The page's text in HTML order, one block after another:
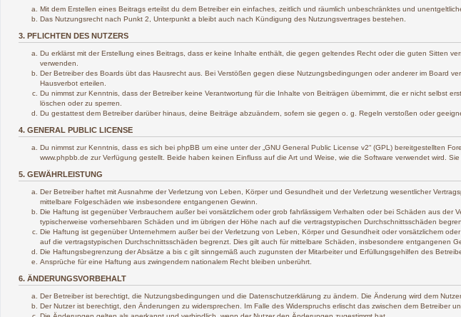
Mit dem Erstellen eines Beitrags erteilst du dem Betreiber ein einfaches, zeitlich und räumlich unbeschränktes und
Das Nutzungsrecht nach Punkt 2, Unterpunkt a bleibt auch nach Kündigung des Nutzungsvertrages bestehen.
3. PFLICHTEN DES NUTZERS
Du erklärst mit der Erstellung eines Beitrags, dass er keine Inhalte enthält, die gegen geltendes Recht oder die guten Sitten
verwenden.
Der Betreiber des Boards übt das Hausrecht aus. Bei Verstößen gegen diese Nutzungsbedingungen oder anderer im Board
Hausverbot erteilen.
Du nimmst zur Kenntnis, dass der Betreiber keine Verantwortung für die Inhalte von Beiträgen übernimmt, die er nicht selbst
löschen oder zu sperren.
Du gestattest dem Betreiber darüber hinaus, deine Beiträge abzuändern, sofern sie gegen o. g. Regeln verstoßen oder
4. GENERAL PUBLIC LICENSE
Du nimmst zur Kenntnis, dass es sich bei phpBB um eine unter der „ GNU General Public License v2“ (GPL) bereitgestellten
www.phpbb.de zur Verfügung gestellt. Beide haben keinen Einfluss auf die Art und Weise, wie die Software verwendet wird.
5. GEWÄHRLEISTUNG
Der Betreiber haftet mit Ausnahme der Verletzung von Leben, Körper und Gesundheit und der Verletzung wesentlicher
mittelbare Folgeschäden wie insbesondere entgangenen Gewinn.
Die Haftung ist gegenüber Verbrauchern außer bei vorsätzlichem oder grob fahrlässigem Verhalten oder bei Schäden aus
typischerweise vorhersehbaren Schäden und im übrigen der Höhe nach auf die vertragstypischen Durchschnittsschäden
Die Haftung ist gegenüber Unternehmern außer bei der Verletzung von Leben, Körper und Gesundheit oder vorsätzlichem
auf die vertragstypischen Durchschnittsschäden begrenzt. Dies gilt auch für mittelbare Schäden, insbesondere entgangenen
Die Haftungsbegrenzung der Absätze a bis c gilt sinngemäß auch zugunsten der Mitarbeiter und Erfüllungsgehilfen des
Ansprüche für eine Haftung aus zwingendem nationalem Recht bleiben unberührt.
6. ÄNDERUNGSVORBEHALT
Der Betreiber ist berechtigt, die Nutzungsbedingungen und die Datenschutzerklärung zu ändern. Die Änderung wird dem
Der Nutzer ist berechtigt, den Änderungen zu widersprechen. Im Falle des Widerspruchs erlischt das zwischen dem Betreiber